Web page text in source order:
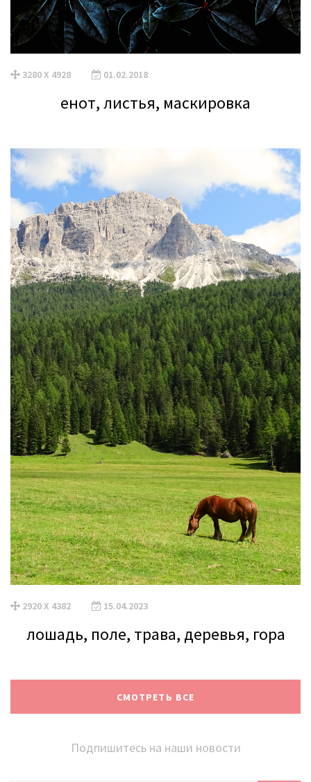
3280 X 4928 01.02.2018
енот, листья, маскировка
2920 X 4382 15.04.2023
лошадь, поле, трава, деревья, гора
СМОТРЕТЬ ВСЕ
Подпишитесь на наши новости